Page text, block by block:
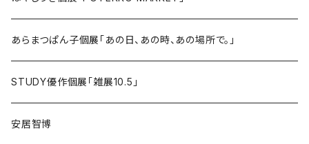
あらまつぱん子個展「あの日、あの時、あの場所で。」
STUDY優作個展「雑展10.5」
安居智博